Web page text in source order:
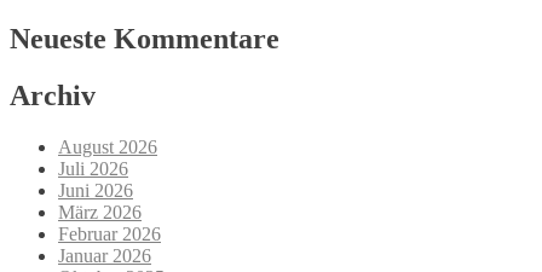
Neueste Kommentare
Archiv
August 2026
Juli 2026
Juni 2026
März 2026
Februar 2026
Januar 2026